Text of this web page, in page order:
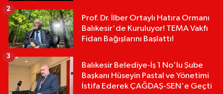
Prof. Dr. İlber Ortaylı Hatıra Ormanı
Balıkesir'de Kuruluyor! TEMA Vakfı
Fidan Bağışlarını Başlattı!
2
Balıkesir Belediye-İş 1 No'lu Şube
Başkanı Hüseyin Pastal ve Yönetimi
İstifa Ederek ÇAĞDAŞ-SEN'e Geçti
3